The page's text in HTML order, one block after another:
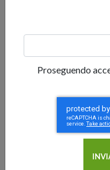
Proseguendo
difficilmente avrete
attenti sulla scelta